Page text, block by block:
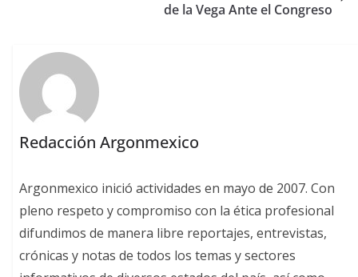
de la Vega Ante el Congreso
Redacción Argonmexico
Argonmexico inició actividades en mayo de 2007. Con
pleno respeto y compromiso con la ética profesional
difundimos de manera libre reportajes, entrevistas,
crónicas y notas de todos los temas y sectores